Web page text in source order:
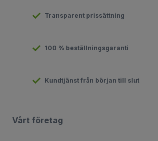
Transparent prissättning
100 % beställningsgaranti
Kundtjänst från början till slut
Vårt företag